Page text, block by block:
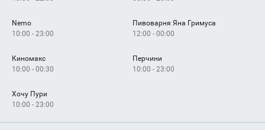
Nemo
10:00 - 23:00
Пивоварня Яна Гримуса
12:00 - 00:00
Киномакс
10:00 - 00:30
Перчини
10:00 - 23:00
Хочу Пури
10:00 - 23:00